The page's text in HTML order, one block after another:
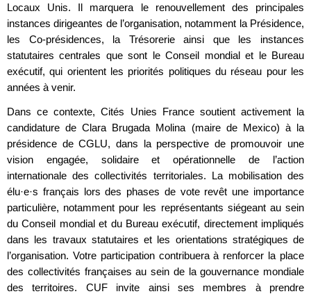
Locaux Unis. Il marquera le renouvellement des principales
instances dirigeantes de l’organisation, notamment la Présidence,
les Co-présidences, la Trésorerie ainsi que les instances
statutaires centrales que sont le Conseil mondial et le Bureau
exécutif, qui orientent les priorités politiques du réseau pour les
années à venir.
Dans ce contexte, Cités Unies France soutient activement la
candidature de Clara Brugada Molina (maire de Mexico) à la
présidence de CGLU, dans la perspective de promouvoir une
vision engagée, solidaire et opérationnelle de l’action
internationale des collectivités territoriales. La mobilisation des
élu·e·s français lors des phases de vote revêt une importance
particulière, notamment pour les représentants siégeant au sein
du Conseil mondial et du Bureau exécutif, directement impliqués
dans les travaux statutaires et les orientations stratégiques de
l’organisation. Votre participation contribuera à renforcer la place
des collectivités françaises au sein de la gouvernance mondiale
des territoires. CUF invite ainsi ses membres à prendre